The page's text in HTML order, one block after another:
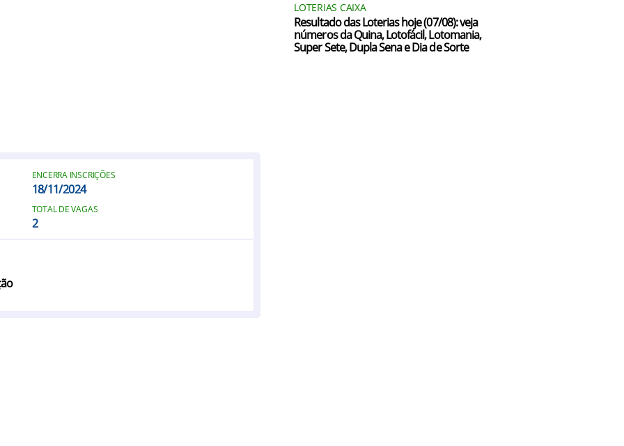
ENCERRA INSCRIÇÕES
18/11/2024
TOTAL DE VAGAS
2
LOTERIAS CAIXA
Resultado das Loterias hoje (07/08): veja
números da Quina, Lotofácil, Lotomania,
Super Sete, Dupla Sena e Dia de Sorte